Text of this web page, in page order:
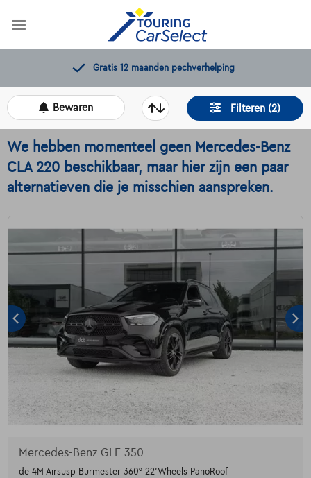
11.000+beschikbare wagens
Filteren (2)
Bewaren
We hebben momenteel geen Mercedes-Benz
CLA 220 beschikbaar, maar hier zijn een paar
alternatieven die je misschien aanspreken.
Mercedes-Benz GLE 350
de 4M Airsusp Burmester 360° 22'Wheels PanoRoof